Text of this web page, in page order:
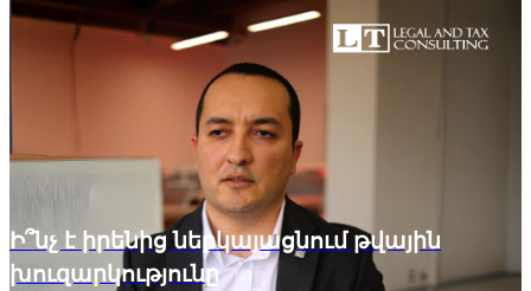
Ի՞նչ է իրենից ներկայացնում թվային
խուզարկությունը